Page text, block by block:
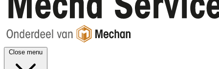
Close menu